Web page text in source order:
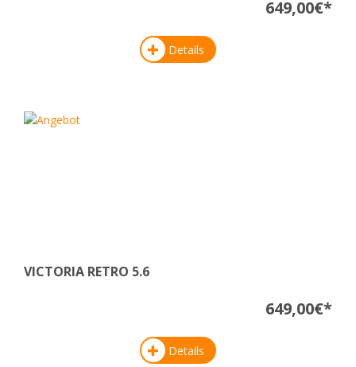
649,00€*
Details
VICTORIA RETRO 5.6
649,00€*
Details